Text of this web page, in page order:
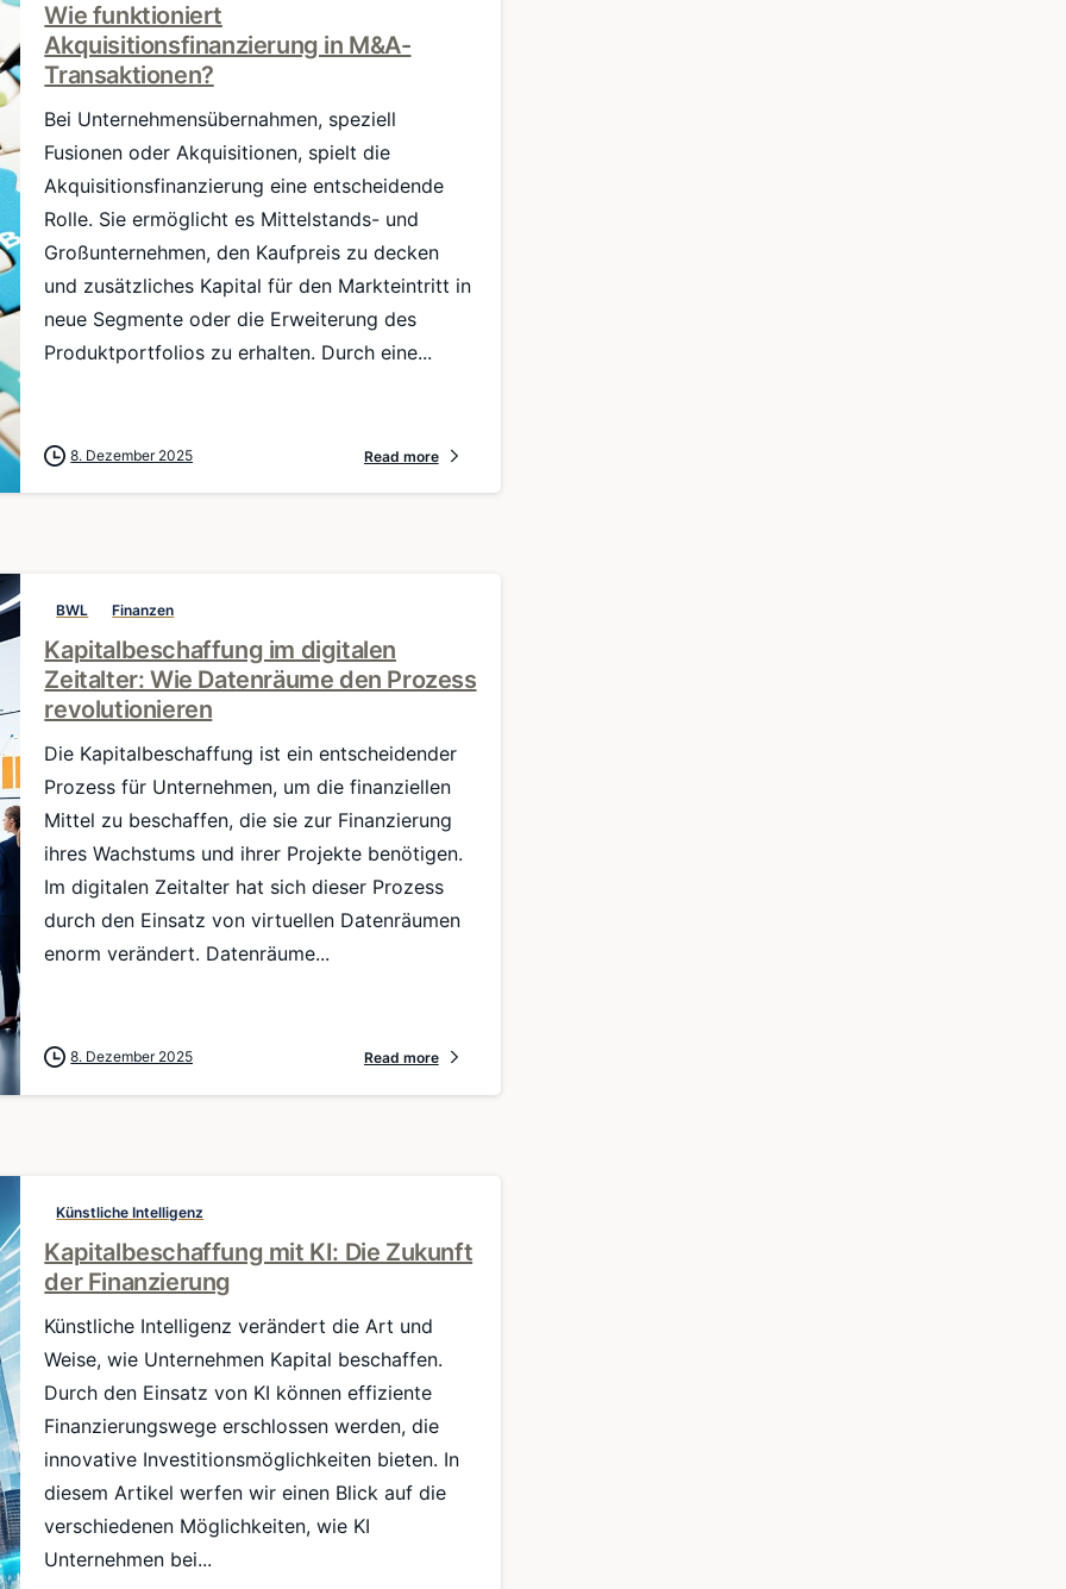
Wie funktioniert
Akquisitionsfinanzierung in M&A-
Transaktionen?
Bei Unternehmensübernahmen, speziell
Fusionen oder Akquisitionen, spielt die
Akquisitionsfinanzierung eine entscheidende
Rolle. Sie ermöglicht es Mittelstands- und
Großunternehmen, den Kaufpreis zu decken
und zusätzliches Kapital für den Markteintritt in
neue Segmente oder die Erweiterung des
Produktportfolios zu erhalten. Durch eine...
8. Dezember 2025 Read more
BWL Finanzen
Kapitalbeschaffung im digitalen
Zeitalter: Wie Datenräume den Prozess
revolutionieren
Die Kapitalbeschaffung ist ein entscheidender
Prozess für Unternehmen, um die finanziellen
Mittel zu beschaffen, die sie zur Finanzierung
ihres Wachstums und ihrer Projekte benötigen.
Im digitalen Zeitalter hat sich dieser Prozess
durch den Einsatz von virtuellen Datenräumen
enorm verändert. Datenräume...
8. Dezember 2025 Read more
Künstliche Intelligenz
Kapitalbeschaffung mit KI: Die Zukunft
der Finanzierung
Künstliche Intelligenz verändert die Art und
Weise, wie Unternehmen Kapital beschaffen.
Durch den Einsatz von KI können effiziente
Finanzierungswege erschlossen werden, die
innovative Investitionsmöglichkeiten bieten. In
diesem Artikel werfen wir einen Blick auf die
verschiedenen Möglichkeiten, wie KI
Unternehmen bei...